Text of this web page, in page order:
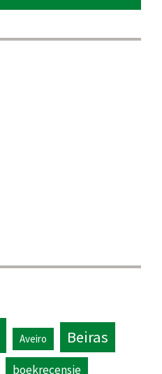
Aveiro Beiras
boekrecensie